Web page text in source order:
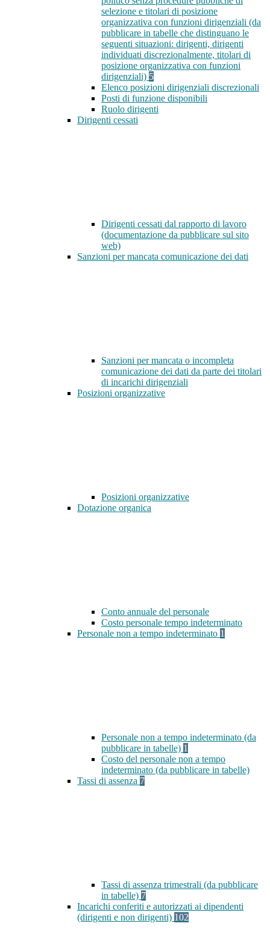
selezione e titolari di posizione
organizzativa con funzioni dirigenziali (da
pubblicare in tabelle che distinguano le
seguenti situazioni: dirigenti, dirigenti
individuati discrezionalmente, titolari di
posizione organizzativa con funzioni
dirigenziali) 5
Elenco posizioni dirigenziali discrezionali
Posti di funzione disponibili
Ruolo dirigenti
Dirigenti cessati
Dirigenti cessati dal rapporto di lavoro
(documentazione da pubblicare sul sito
web)
Sanzioni per mancata comunicazione dei dati
Sanzioni per mancata o incompleta
comunicazione dei dati da parte dei titolari
di incarichi dirigenziali
Posizioni organizzative
Posizioni organizzative
Dotazione organica
Conto annuale del personale
Costo personale tempo indeterminato
Personale non a tempo indeterminato 1
Personale non a tempo indeterminato (da
pubblicare in tabelle) 1
Costo del personale non a tempo
indeterminato (da pubblicare in tabelle)
Tassi di assenza 7
Tassi di assenza trimestrali (da pubblicare
in tabelle) 7
Incarichi conferiti e autorizzati ai dipendenti
(dirigenti e non dirigenti) 102